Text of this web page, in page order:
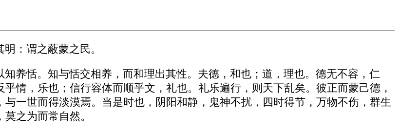
：谓之蔽蒙之民。
养恬。知与恬交相养，而和理出其性。夫德，和也；道，理也。德无不容，仁
情，乐也；信行容体而顺乎文，礼也。礼乐遍行，则天下乱矣。彼正而蒙己德，
一世而得淡漠焉。当是时也，阴阳和静，鬼神不扰，四时得节，万物不伤，群生
之为而常自然。